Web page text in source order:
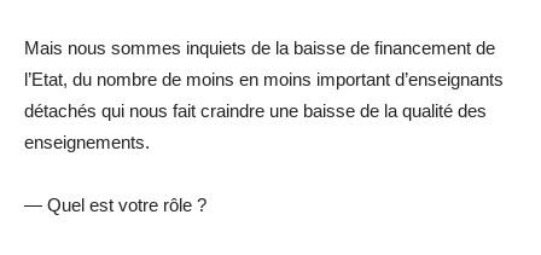
Mais nous sommes inquiets de la baisse de financement de
l’Etat, du nombre de moins en moins important d’enseignants
détachés qui nous fait craindre une baisse de la qualité des
enseignements.
— Quel est votre rôle ?